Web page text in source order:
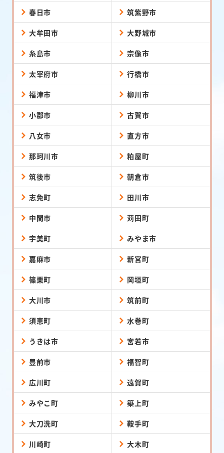
春日市 筑紫野市
大牟田市 大野城市
糸島市 宗像市
太宰府市 行橋市
福津市 柳川市
小郡市 古賀市
八女市 直方市
那珂川市 粕屋町
筑後市 朝倉市
志免町 田川市
中間市 苅田町
宇美町 みやま市
嘉麻市 新宮町
篠栗町 岡垣町
大川市 筑前町
須恵町 水巻町
うきは市 宮若市
豊前市 福智町
広川町 遠賀町
みやこ町 築上町
大刀洗町 鞍手町
川崎町 大木町